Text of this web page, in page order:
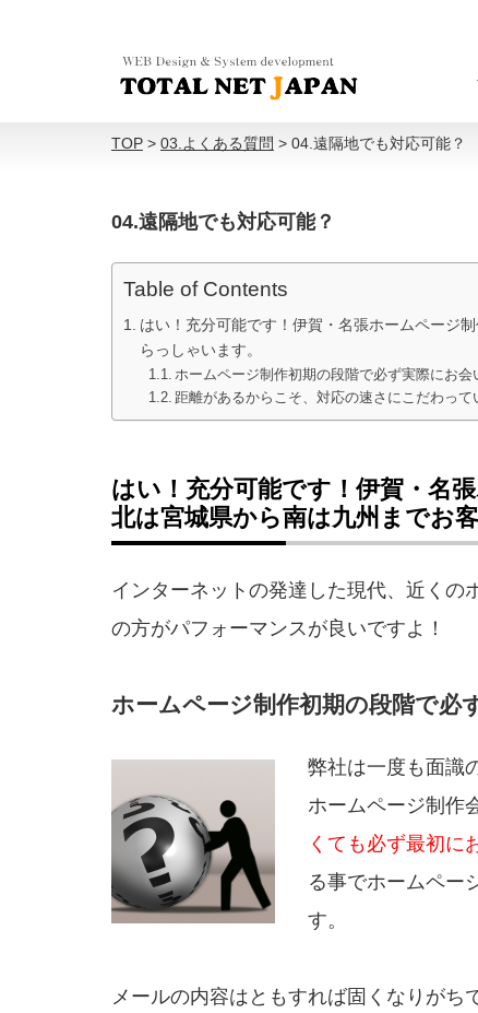
TOP > 03.よくある質問 > 04.遠隔地でも対応可能？
04.遠隔地でも対応可能？
Table of Contents
はい！充分可能です！伊賀・名張ホームページ
らっしゃいます。
ホームページ制作初期の段階で必ず実際にお会
距離があるからこそ、対応の速さにこだわって
はい！充分可能です！伊賀・名
北は宮城県から南は九州までお
インターネットの発達した現代、近くの
の方がパフォーマンスが良いですよ！
ホームページ制作初期の段階で必
弊社は一度も面識
ホームページ制作
くても必ず最初に
る事でホームペー
す。
メールの内容はともすれば固くなりが